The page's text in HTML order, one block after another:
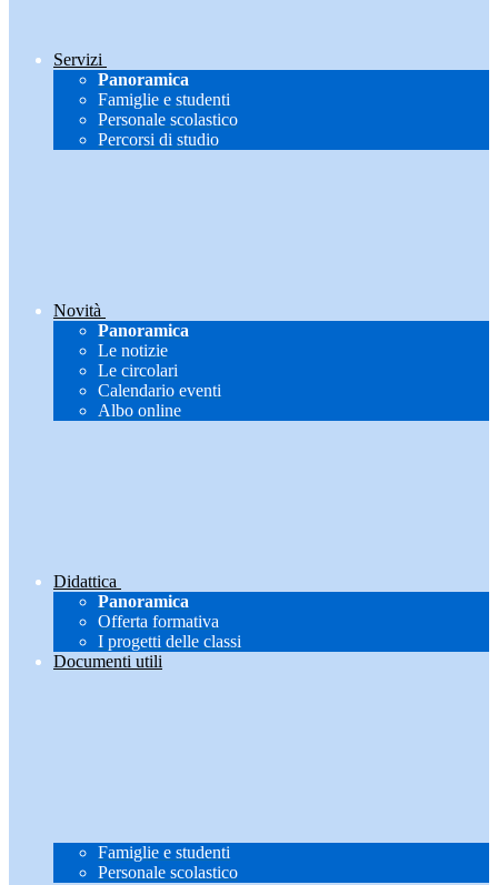
Servizi
Panoramica
Famiglie e studenti
Personale scolastico
Percorsi di studio
Novità
Panoramica
Le notizie
Le circolari
Calendario eventi
Albo online
Didattica
Panoramica
Offerta formativa
I progetti delle classi
Documenti utili
Famiglie e studenti
Personale scolastico